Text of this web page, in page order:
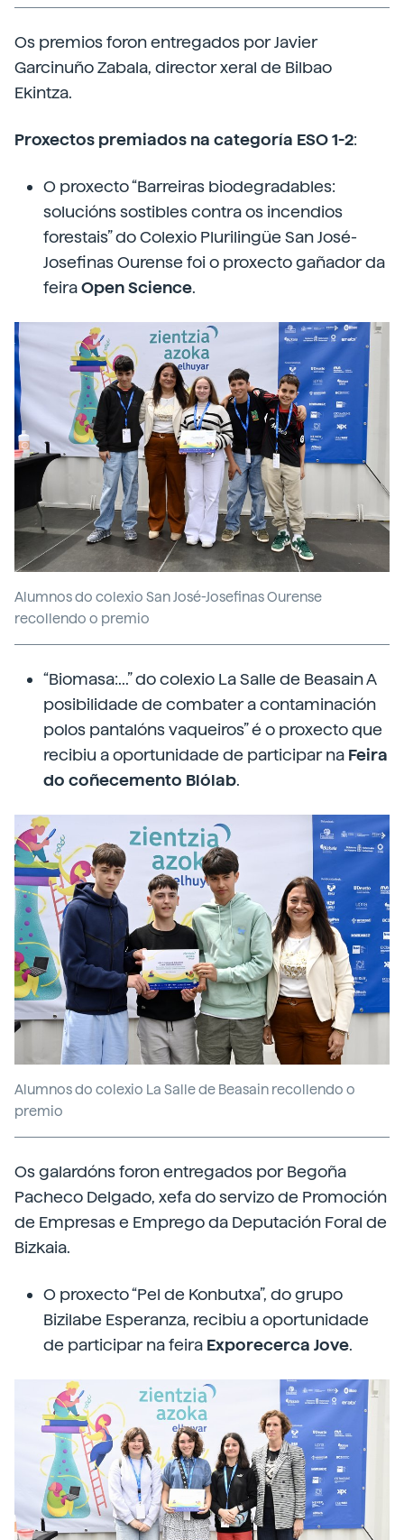
Os premios foron entregados por Javier
Garcinuño Zabala, director xeral de Bilbao
Ekintza.
Proxectos premiados na categoría ESO 1-2:
O proxecto “Barreiras biodegradables:
solucións sostibles contra os incendios
forestais” do Colexio Plurilingüe San José-
Josefinas Ourense foi o proxecto gañador da
feiraOpen Science.
Alumnos do colexio San José-Josefinas Ourense
recollendo o premio
“Biomasa:...” do colexio La Salle de Beasain A
posibilidade de combater a contaminación
polos pantalóns vaqueiros” é o proxecto que
recibiu a oportunidade de participar na Feira
do coñecemento Blólab.
Alumnos do colexio La Salle de Beasain recollendo o
premio
Os galardóns foron entregados por Begoña
Pacheco Delgado, xefa do servizo de Promoción
de Empresas e Emprego da Deputación Foral de
Bizkaia.
O proxecto “Pel de Konbutxa”, do grupo
Bizilabe Esperanza, recibiu a oportunidade
de participar na feira Exporecerca Jove.